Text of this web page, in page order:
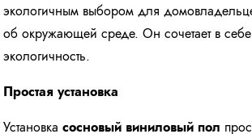
экологичным выбором для
об окружающей среде. Он сочетает в
экологичность.
Простая установка
Установкасосновый виниловый пол